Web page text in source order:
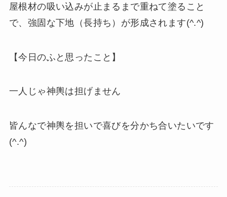
屋根材の吸い込みが止まるまで重ねて塗ること
で、強固な下地（長持ち）が形成されます(^.^)
【今日のふと思ったこと】
一人じゃ神輿は担げません
皆んなで神輿を担いで喜びを分かち合いたいです
(^.^)